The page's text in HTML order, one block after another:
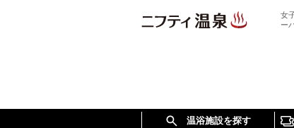
女
ー
温浴施設を探す